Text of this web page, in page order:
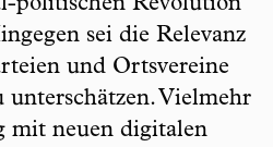
politischen Revolution
sei die Relevanz
und Ortsvereine
unterschätzen. Vielmehr
mit neuen digitalen